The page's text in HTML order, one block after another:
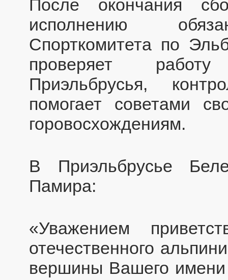
После окончания
исполнению
Спорткомитета по
проверяет
Приэльбрусья,
помогает советами
горовосхождениям.
В Приэльбрусье
Памира:
«Уважением
отечественного
вершины Вашего имени